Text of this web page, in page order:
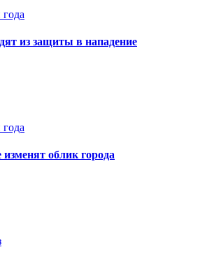
из защиты в нападение
облик города